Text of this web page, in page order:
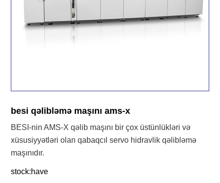
besi qəlibləmə maşını ams-x
BESI-nin AMS-X qəlib maşını bir çox üstünlükləri və
xüsusiyyətləri olan qabaqcıl servo hidravlik qəlibləmə
maşınıdır.
stock:have